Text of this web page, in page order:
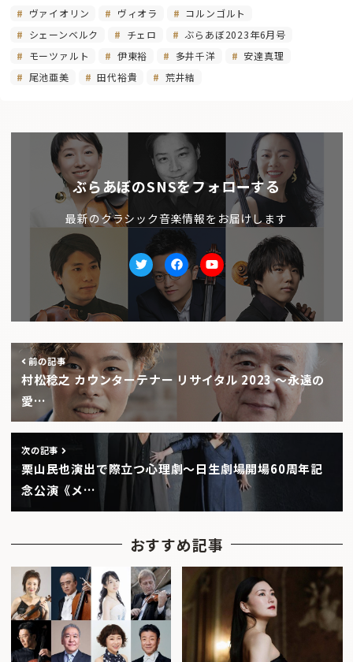
ヴァイオリン ヴィオラ
コルンゴルト
シェーンベルク
チェロ
ぶらあぼ2023年6月号
モーツァルト
伊東裕 多井千洋
安達真理
尾池亜美
田代裕貴 荒井結
ぶらあぼのSNSをフォローする
最新のクラシック音楽情報をお届けします
TwitterfacebookYoutube
前の記事
村松稔之 カウンターテナー リサイタル 2023 ～永遠の
愛…
次の記事
栗山民也演出で際立つ心理劇〜日生劇場開場60周年記
念公演《メ…
おすすめ記事